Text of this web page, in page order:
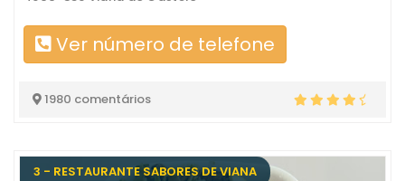
Ver número de telefone
1980 comentários
3 - RESTAURANTE SABORES DE VIANA